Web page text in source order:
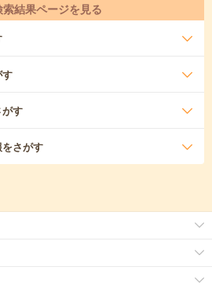
結果ページを見る
す
さがす